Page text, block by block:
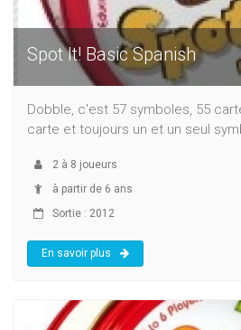
Spot It! Basic Spanish
Dobble, c'est 57 symboles, 55
carte et toujours un et un seul
2 à 8 joueurs
à partir de 6 ans
Sortie : 2012
En savoir plus